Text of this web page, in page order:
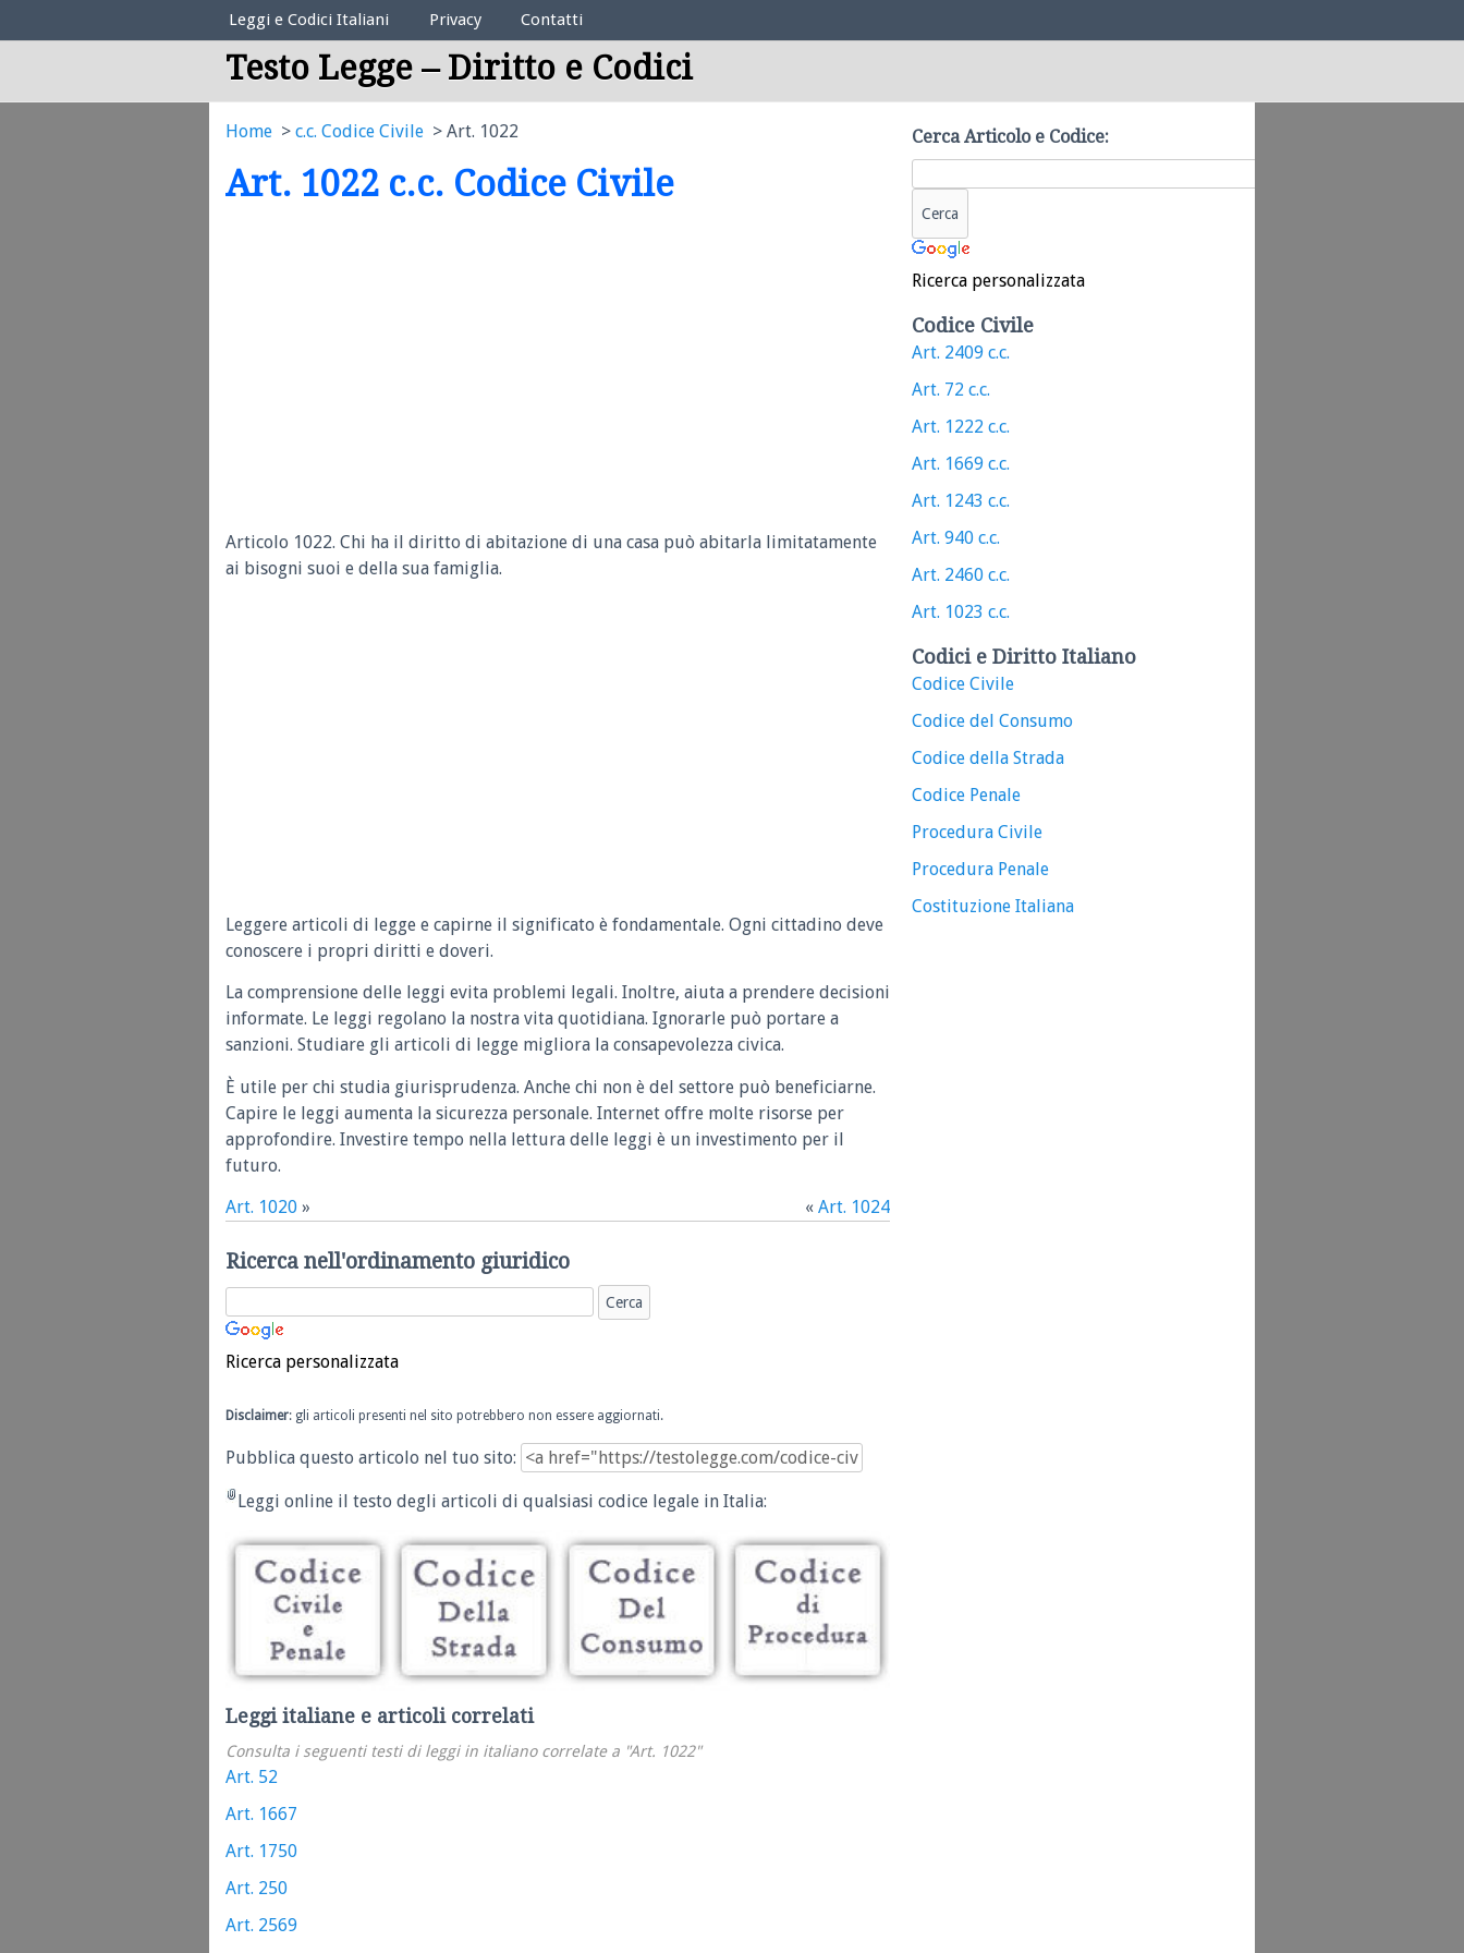
Elenco Codici Legali
Leggi e Codici Italiani Privacy Contatti
Testo Legge – Diritto e Codici
Home c.c. Codice Civile Art. 1022
Art. 1022 c.c. Codice Civile
Articolo 1022. Chi ha il diritto di abitazione di una casa può abitarla limitatamente
ai bisogni suoi e della sua famiglia.
Leggere articoli di legge e capirne il significato è fondamentale. Ogni cittadino deve
conoscere i propri diritti e doveri.
La comprensione delle leggi evita problemi legali. Inoltre, aiuta a prendere decisioni
informate. Le leggi regolano la nostra vita quotidiana. Ignorarle può portare a
sanzioni. Studiare gli articoli di legge migliora la consapevolezza civica.
È utile per chi studia giurisprudenza. Anche chi non è del settore può beneficiarne.
Capire le leggi aumenta la sicurezza personale. Internet offre molte risorse per
approfondire. Investire tempo nella lettura delle leggi è un investimento per il
futuro.
Art. 1020 » « Art. 1024
Ricerca nell'ordinamento giuridico
Ricerca personalizzata
Disclaimer: gli articoli presenti nel sito potrebbero non essere aggiornati.
Pubblica questo articolo nel tuo sito:
Leggi online il testo degli articoli di qualsiasi codice legale in Italia:
Leggi italiane e articoli correlati
Consulta i seguenti testi di leggi in italiano correlate a "Art. 1022"
Art. 52
Art. 1667
Art. 1750
Art. 250
Art. 2569
Cerca Articolo e Codice:
Ricerca personalizzata
Codice Civile
Art. 2409 c.c.
Art. 72 c.c.
Art. 1222 c.c.
Art. 1669 c.c.
Art. 1243 c.c.
Art. 940 c.c.
Art. 2460 c.c.
Art. 1023 c.c.
Codici e Diritto Italiano
Codice Civile
Codice del Consumo
Codice della Strada
Codice Penale
Procedura Civile
Procedura Penale
Costituzione Italiana